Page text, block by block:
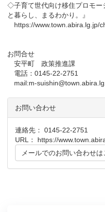
◇子育て世代向け移住プロモー
と暮らし、まるわかり。』
https://www.town.abira.lg.jp/
お問合せ
安平町 政策推進課
電話：0145-22-2751
mail:m-
お問い合わせ
連絡先： 0145-22-2751
URL： https://
メールでのお問い合わせは